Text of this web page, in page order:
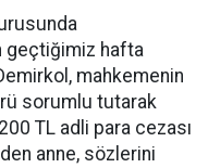
geçtiğimiz hafta
mahkemenin
sorumlu tutarak
TL adli para cezası
anne, sözlerini